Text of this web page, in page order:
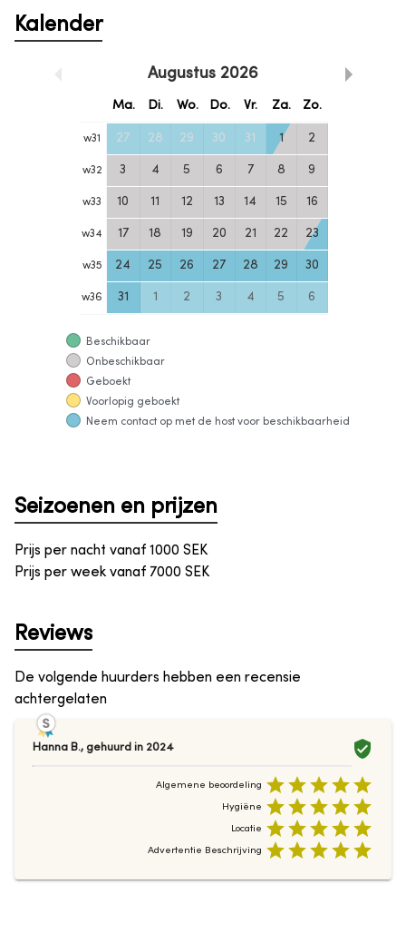
Kalender
Augustus 2026
Ma. Di. Wo. Do. Vr. Za. Zo.
w31 27 28 29 30 31 1 2
w32 3 4 5 6 7 8 9
w33 10 11 12 13 14 15 16
w34 17 18 19 20 21 22 23
w35 24 25 26 27 28 29 30
w36 31 1 2 3 4 5 6
Beschikbaar
Onbeschikbaar
Geboekt
Voorlopig geboekt
Neem contact op met de host voor beschikbaarheid
Seizoenen en prijzen
Prijs per nacht vanaf 1000 SEK
Prijs per week vanaf 7000 SEK
Reviews
De volgende huurders hebben een recensie
achtergelaten
Hanna B., gehuurd in 2024
Algemene beoordeling
Hygiëne
Locatie
Advertentie Beschrijving